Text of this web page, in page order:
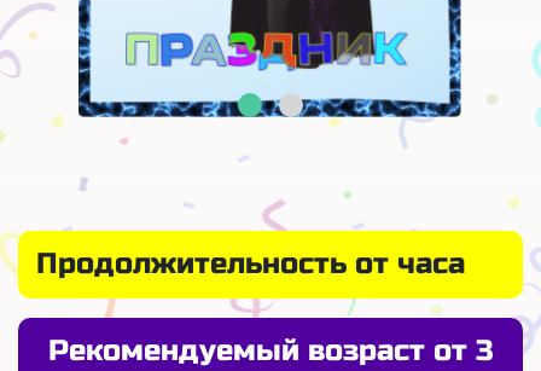
Продолжительность от часа
Рекомендуемый возраст от 3